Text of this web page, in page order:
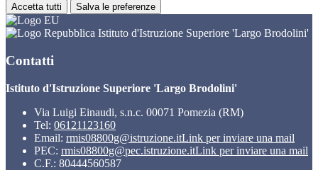
Accetta tutti Salva le preferenze
Istituto d'Istruzione Superiore 'Largo Brodolini'
Contatti
Istituto d'Istruzione Superiore 'Largo Brodolini'
Via Luigi Einaudi, s.n.c. 00071 Pomezia (RM)
Tel: 06121123160
Email: rmis08800g@istruzione.itLink per inviare una mail
PEC: rmis08800g@pec.istruzione.itLink per inviare una mail
C.F.: 80444560587